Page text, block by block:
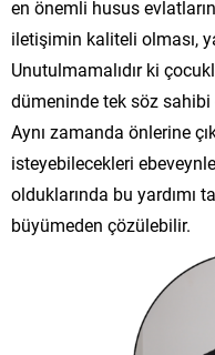
en önemli husus
iletişimin kaliteli olması,
Unutulmamalıdır ki
dümeninde tek söz sahibi
Aynı zamanda önlerine
isteyebilecekleri
olduklarında bu yardımı
büyümeden çözülebilir.